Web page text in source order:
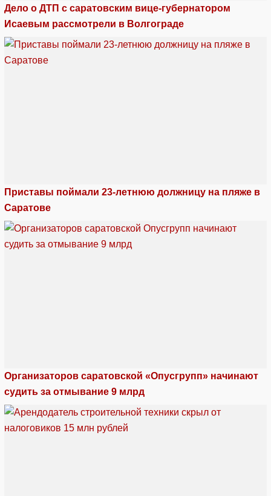
Дело о ДТП с саратовским вице-губернатором
Исаевым рассмотрели в Волгограде
Приставы поймали 23-летнюю должницу на пляже в
Саратове
Организаторов саратовской «Опусгрупп» начинают
судить за отмывание 9 млрд